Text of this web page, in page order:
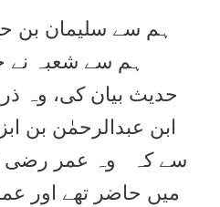
ہم سے سلیمان بن
ہم سے شعبہ
حدیث بیان کی، وہ
ابن عبدالرحمٰن بن
سے کہ وہ عمر رضی
میں حاضر تھے اور